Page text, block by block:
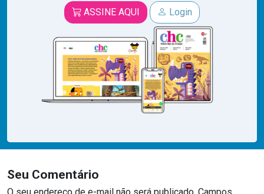
ASSINE AQUI Login
Seu Comentário
O seu endereço de e-mail não será publicado. Campos